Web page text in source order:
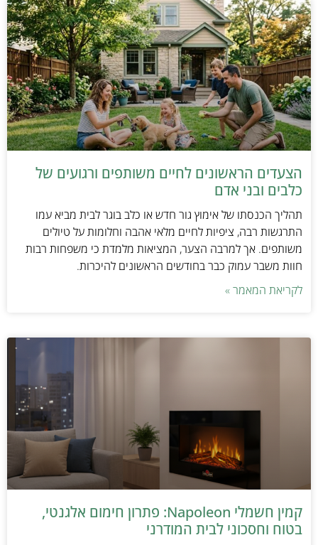
הצעדים הראשונים לחיים משותפים ורגועים של
כלבים ובני אדם
תהליך הכנסתו של אימוץ גור חדש או כלב בוגר לבית מביא עמו
התרגשות רבה, ציפיות לחיים מלאי אהבה וחלומות על טיולים
משותפים. אך למרבה הצער, המציאות מלמדת כי משפחות רבות
חוות משבר עמוק כבר בחודשים הראשונים להיכרות.
לקריאת המאמר »
קמין חשמלי Napoleon: פתרון חימום אלגנטי,
בטוח וחסכוני לבית המודרני